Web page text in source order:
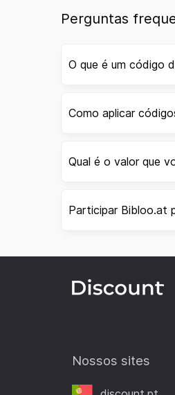
Perguntas
O que é um código
Como aplicar
Qual é o valor que
Participar Bibloo.at
Nossos sites